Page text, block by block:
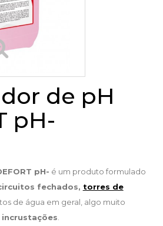
de pH
pH-
pH- é um produto formulado
fechados, torres de
de água em geral, algo muito